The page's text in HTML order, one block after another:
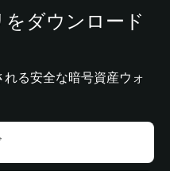
ダウンロード
る安全な暗号資産ウォ